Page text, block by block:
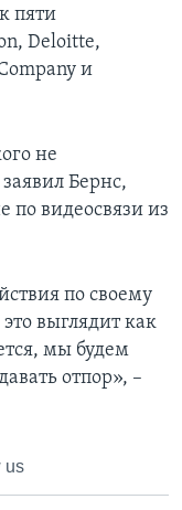
пяти
Deloitte,
и
не
Бернс,
по видеосвязи из
по своему
выглядит как
мы будем
отпор», –
us